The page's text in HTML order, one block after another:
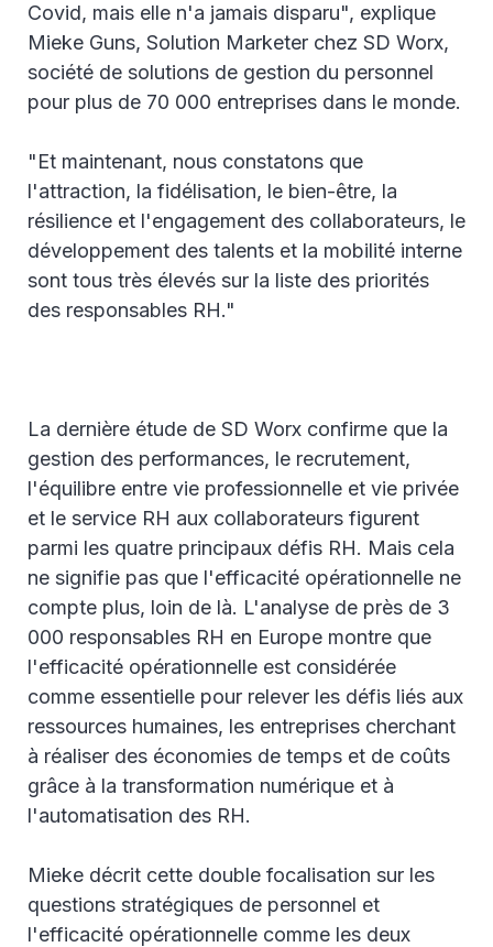
Covid, mais elle n'a jamais disparu", explique
Mieke Guns, Solution Marketer chez SD Worx,
société de solutions de gestion du personnel
pour plus de 70 000 entreprises dans le monde.
"Et maintenant, nous constatons que
l'attraction, la fidélisation, le bien-être, la
résilience et l'engagement des collaborateurs, le
développement des talents et la mobilité interne
sont tous très élevés sur la liste des priorités
des responsables RH."
La dernière étude de SD Worx confirme que la
gestion des performances, le recrutement,
l'équilibre entre vie professionnelle et vie privée
et le service RH aux collaborateurs figurent
parmi les quatre principaux défis RH. Mais cela
ne signifie pas que l'efficacité opérationnelle ne
compte plus, loin de là. L'analyse de près de 3
000 responsables RH en Europe montre que
l'efficacité opérationnelle est considérée
comme essentielle pour relever les défis liés aux
ressources humaines, les entreprises cherchant
à réaliser des économies de temps et de coûts
grâce à la transformation numérique et à
l'automatisation des RH.
Mieke décrit cette double focalisation sur les
questions stratégiques de personnel et
l'efficacité opérationnelle comme les deux